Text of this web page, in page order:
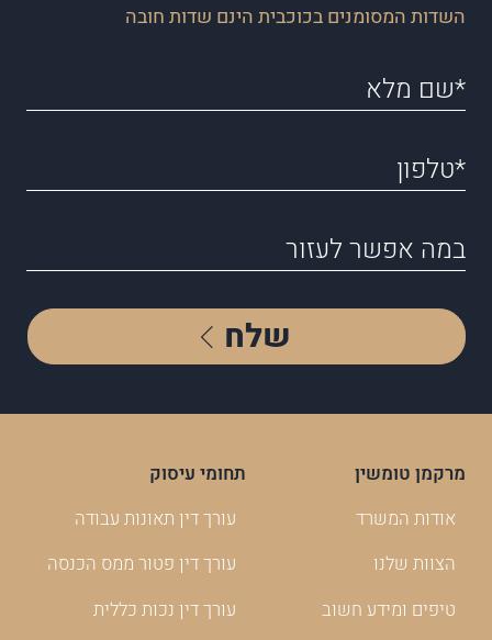
השדות המסומנים בכוכבית הינם שדות חובה
שלח
מרקמן טומשין
אודות המשרד
הצוות שלנו
טיפים ומידע חשוב
תחומי עיסוק
עורך דין תאונות עבודה
עורך דין פטור ממס הכנסה
עורך דין נכות כללית